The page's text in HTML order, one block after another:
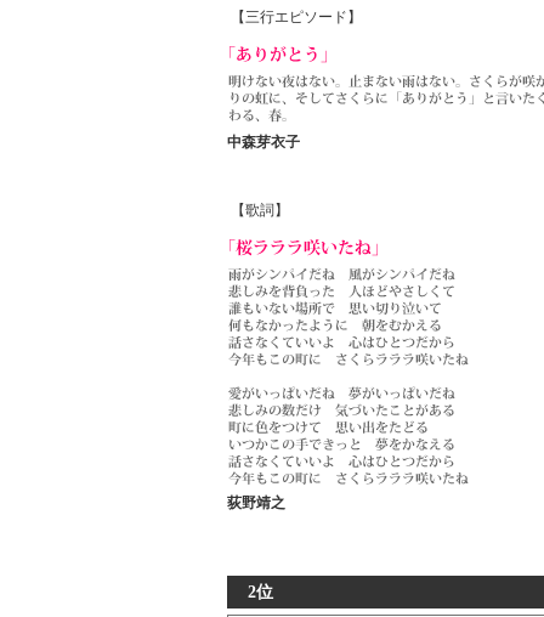
【三行エピソード】
中森芽衣子
【歌詞】
荻野靖之
2位